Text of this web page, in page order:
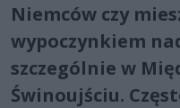
Niemców czy
wypoczynkiem
szczególnie w
Świnoujściu.